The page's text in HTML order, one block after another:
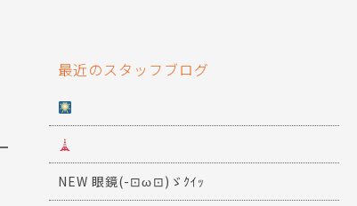
最近のスタッフブログ
NEW 眼鏡(-⊡ω⊡)ゞｸｲｯ